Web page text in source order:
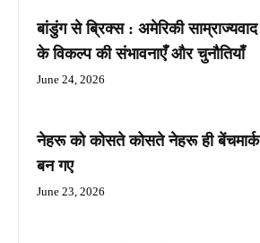
बांडुंग से ब्रिक्स : अमेरिकी साम्राज्यवाद
के विकल्प की संभावनाएँ और चुनौतियाँ
June 24, 2026
नेहरू को कोसते कोसते नेहरू ही बेंचमार्क
बन गए
June 23, 2026